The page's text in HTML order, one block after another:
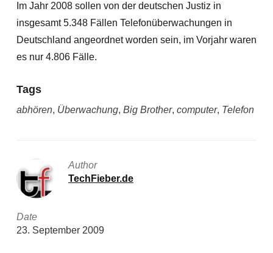
Im Jahr 2008 sollen von der deutschen Justiz in
insgesamt 5.348 Fällen Telefonüberwachungen in
Deutschland angeordnet worden sein, im Vorjahr waren
es nur 4.806 Fälle.
Tags
abhören, Überwachung, Big Brother, computer, Telefon
Author
TechFieber.de
Date
23. September 2009